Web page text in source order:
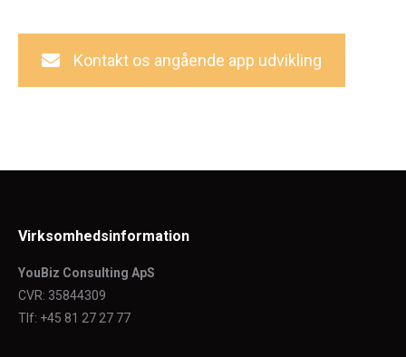
Kontakt os angående app udvikling
Virksomhedsinformation
YouBiz Consulting ApS
CVR: 35844309
Tlf: +45 81 27 27 77